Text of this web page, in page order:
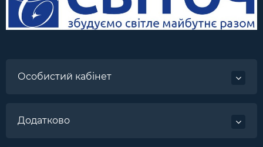
Особистий кабінет
Додатково